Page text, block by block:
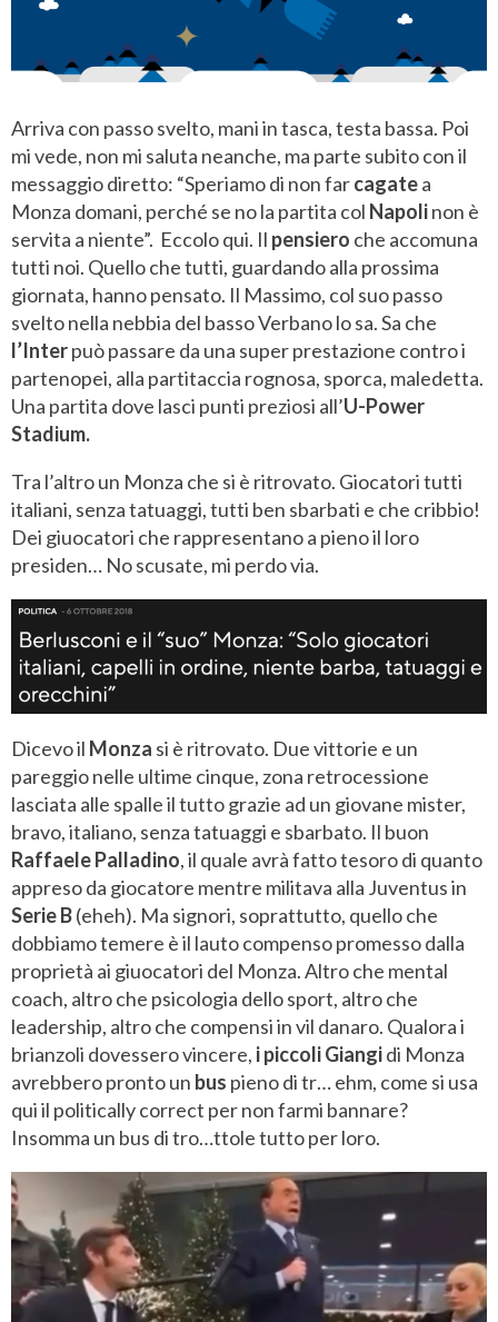
Arriva con passo svelto, mani in tasca, testa bassa. Poi
mi vede, non mi saluta neanche, ma parte subito con il
messaggio diretto: “Speriamo di non farcagatea
Monza domani, perché se no la partita col Napolinon è
servita a niente”. Eccolo qui. Il pensiero che accomuna
tutti noi. Quello che tutti, guardando alla prossima
giornata, hanno pensato. Il Massimo, col suo passo
svelto nella nebbia del basso Verbano lo sa. Sa che
l’Interpuò passare da una super prestazione contro i
partenopei, alla partitaccia rognosa, sporca, maledetta.
Una partita dove lasci punti preziosi all’U-Power
Stadium.
Tra l’altro un Monza che si è ritrovato. Giocatori tutti
italiani, senza tatuaggi, tutti ben sbarbati e che cribbio!
Dei giuocatori che rappresentano a pieno il loro
presiden… No scusate, mi perdo via.
Dicevo il Monza si è ritrovato. Due vittorie e un
pareggio nelle ultime cinque, zona retrocessione
lasciata alle spalle il tutto grazie ad un giovane mister,
bravo, italiano, senza tatuaggi e sbarbato. Il buon
RaffaelePalladino, il quale avrà fatto tesoro di quanto
appreso da giocatore mentre militava alla Juventus in
SerieB(eheh). Ma signori, soprattutto, quello che
dobbiamo temere è il lauto compenso promesso dalla
proprietà ai giuocatori del Monza. Altro che mental
coach, altro che psicologia dello sport, altro che
leadership, altro che compensi in vil danaro. Qualora i
brianzoli dovessero vincere, i piccoli Giangidi Monza
avrebbero pronto un bus pieno di tr… ehm, come si usa
qui il politically correct per non farmi bannare?
Insomma un bus di tro…ttole tutto per loro.